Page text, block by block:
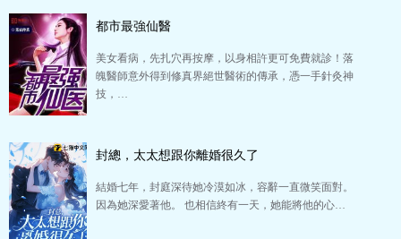
都市最強仙醫
美女看病，先扎穴再按摩，以身相許更可免費就診！落
魄醫師意外得到修真界絕世醫術的傳承，憑一手針灸神
技，…
封總，太太想跟你離婚很久了
結婚七年，封庭深待她冷漠如冰，容辭一直微笑面對。
因為她深愛著他。 也相信終有一天，她能將他的心…